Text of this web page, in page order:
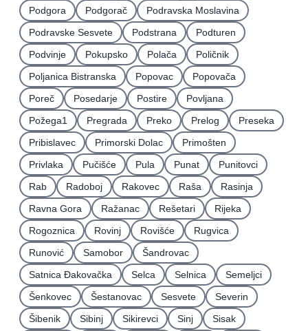
Podgora
Podgorač
Podravska Moslavina
Podravske Sesvete
Podstrana
Podturen
Podvinje
Pokupsko Polača
Poličnik
Poljanica Bistranska
Popovac
Popovača
Poreč
Posedarje Postire
Povljana
Požega1
Pregrada Preko Prelog
Preseka
Pribislavec
Primorski Dolac
Primošten
Privlaka
Pučišće Pula Punat
Punitovci
Rab
Radoboj Rakovec Raša
Rasinja
Ravna Gora
Ražanac Rešetari
Rijeka
Rogoznica
Rovinj Rovišće
Rugvica
Runović
Samobor
Šandrovac
Satnica Ðakovačka
Selca Selnica
Semeljci
Šenkovec
Šestanovac Sesvete
Severin
Šibenik
Sibinj Sikirevci Sinj
Sisak